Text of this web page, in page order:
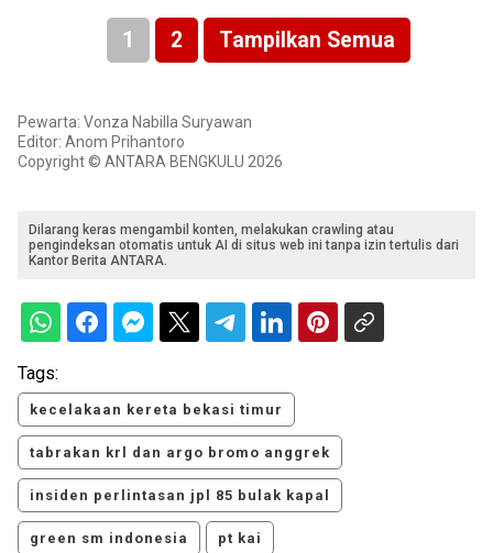
1 2 Tampilkan Semua
Pewarta: Vonza Nabilla Suryawan
Editor: Anom Prihantoro
Copyright © ANTARA BENGKULU 2026
Dilarang keras mengambil konten, melakukan crawling atau
pengindeksan otomatis untuk AI di situs web ini tanpa izin tertulis dari
Kantor Berita ANTARA.
Tags:
kecelakaan kereta bekasi timur
tabrakan krl dan argo bromo anggrek
insiden perlintasan jpl 85 bulak kapal
green sm indonesia pt kai